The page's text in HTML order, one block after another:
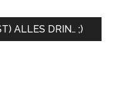
ALLES DRIN… ;)